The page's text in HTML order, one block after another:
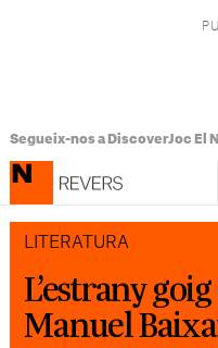
Segueix-nos a DiscoverJoc El
LITERATURA
L’estrany
Manuel